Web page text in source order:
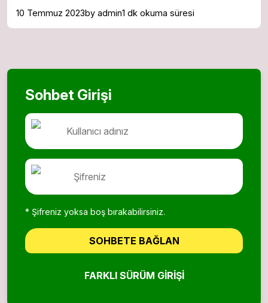
10 Temmuz 2023by admin1 dk okuma süresi
Sohbet Girişi
* Şifreniz yoksa boş bırakabilirsiniz.
SOHBETE BAĞLAN
FARKLI SÜRÜM GIRIŞI